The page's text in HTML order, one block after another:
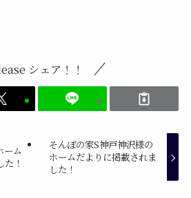
シェア！！
ーム
！
そんぽの家S神戸神沢様の
ホームだよりに掲載されま
した！